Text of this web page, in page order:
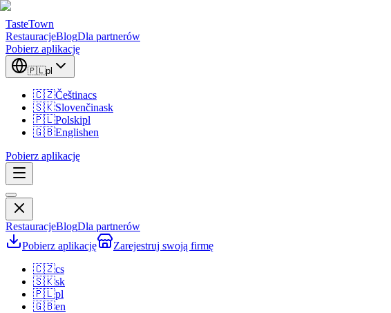
TasteTown
RestauracjeBlogDla partnerów
Pobierz aplikację
🇵🇱pl
🇨🇿Češtinacs
🇸🇰Slovenčinask
🇵🇱Polskipl
🇬🇧Englishen
Pobierz aplikację
RestauracjeBlogDla partnerów
Pobierz aplikację
Zarejestruj swoją firmę
🇨🇿cs
🇸🇰sk
🇵🇱pl
🇬🇧en